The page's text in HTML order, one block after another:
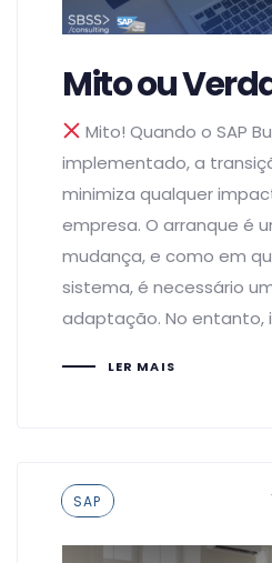
Mito ou
Mito! Quando o SAP
implementado, a
minimiza qualquer
empresa. O arranque é
mudança, e como em
sistema, é necessário
adaptação. No entanto,
LER MAIS
Tags
SAP